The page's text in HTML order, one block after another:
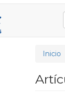
Inicio